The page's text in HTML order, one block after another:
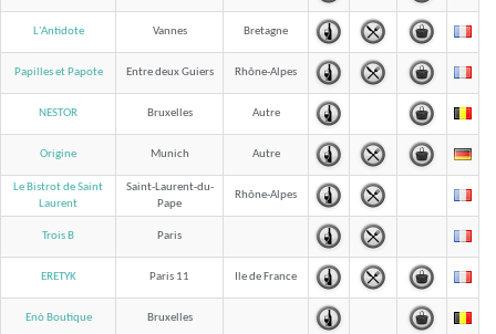
L'Antidote Vannes Bretagne
Papilles et Papote Entre deux Guiers Rhône-Alpes
NESTOR Bruxelles Autre
Origine Munich Autre
Le Bistrot de Saint
Laurent
Saint-Laurent-du-
Pape
Rhône-Alpes
Trois B Paris
ERETYK Paris 11 Ile de France
Enò Boutique Bruxelles